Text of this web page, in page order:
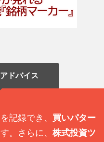
ドバイス
記録でき、 買いパター
。さらに、 株式投資ツ